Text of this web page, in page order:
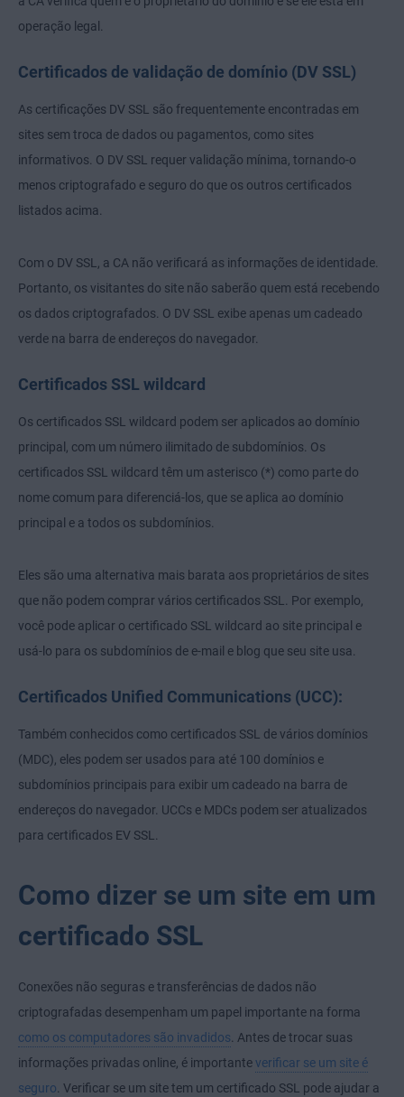
operação legal.
Certificados de validação de domínio (DV SSL)
As certificações DV SSL são frequentemente encontradas em
sites sem troca de dados ou pagamentos, como sites
informativos. O DV SSL requer validação mínima, tornando-o
menos criptografado e seguro do que os outros certificados
listados acima.
Com o DV SSL, a CA não verificará as informações de identidade.
Portanto, os visitantes do site não saberão quem está recebendo
os dados criptografados. O DV SSL exibe apenas um cadeado
verde na barra de endereços do navegador.
Certificados SSL wildcard
Os certificados SSL wildcard podem ser aplicados ao domínio
principal, com um número ilimitado de subdomínios. Os
certificados SSL wildcard têm um asterisco (*) como parte do
nome comum para diferenciá-los, que se aplica ao domínio
principal e a todos os subdomínios.
Eles são uma alternativa mais barata aos proprietários de sites
que não podem comprar vários certificados SSL. Por exemplo,
você pode aplicar o certificado SSL wildcard ao site principal e
usá-lo para os subdomínios de e-mail e blog que seu site usa.
Certificados Unified Communications (UCC):
Também conhecidos como certificados SSL de vários domínios
(MDC), eles podem ser usados para até 100 domínios e
subdomínios principais para exibir um cadeado na barra de
endereços do navegador. UCCs e MDCs podem ser atualizados
para certificados EV SSL.
Como dizer se um site em um
certificado SSL
Conexões não seguras e transferências de dados não
criptografadas desempenham um papel importante na forma
como os computadores são invadidos. Antes de trocar suas
informações privadas online, é importanteverificar se um site é
seguro. Verificar se um site tem um certificado SSL pode ajudar a